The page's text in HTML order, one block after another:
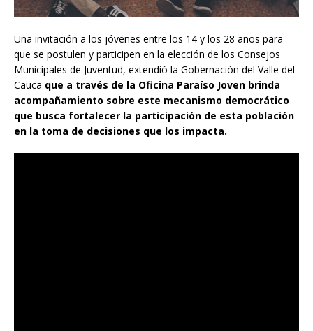
Una invitación a los jóvenes entre los 14 y los 28 años para
que se postulen y participen en la elección de los Consejos
Municipales de Juventud, extendió la Gobernación del Valle del
Cauca que a través de la Oficina Paraíso Joven brinda
acompañamiento sobre este mecanismo democrático
que busca fortalecer la participación de esta población
en la toma de decisiones que los impacta.